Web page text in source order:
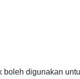
boleh digunakan